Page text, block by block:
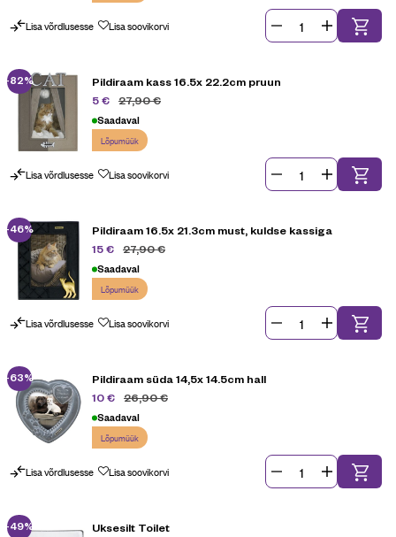
Lisa võrdlusesse Lisa soovikorvi
-82%
Pildiraam kass 16.5x 22.2cm pruun
27,90€
5€
Saadaval
Lõpumüük
Lisa võrdlusesse Lisa soovikorvi
-46%
Pildiraam 16.5x 21.3cm must, kuldse kassiga
27,90€
15€
Saadaval
Lõpumüük
Lisa võrdlusesse Lisa soovikorvi
-63%
Pildiraam süda 14,5x 14.5cm hall
26,90€
10€
Saadaval
Lõpumüük
Lisa võrdlusesse Lisa soovikorvi
-49%
Uksesilt Toilet